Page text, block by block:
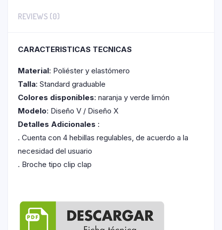
REVIEWS (0)
CARACTERISTICAS TECNICAS
Material: Poliéster y elastómero
Talla: Standard graduable
Colores disponibles: naranja y verde limón
Modelo: Diseño V / Diseño X
Detalles Adicionales :
. Cuenta con 4 hebillas regulables, de acuerdo a la
necesidad del usuario
. Broche tipo clip clap